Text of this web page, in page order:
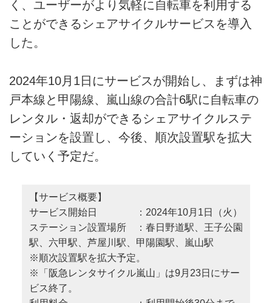
く、ユーザーがより気軽に自転車を利用する
ことができるシェアサイクルサービスを導入
した。
2024年10月1日にサービスが開始し、まずは神
戸本線と甲陽線、嵐山線の合計6駅に自転車の
レンタル・返却ができるシェアサイクルステ
ーションを設置し、今後、順次設置駅を拡大
していく予定だ。
【サービス概要】
サービス開始日 ：2024年10月1日（火）
ステーション設置場所 ：春日野道駅、王子公園
駅、六甲駅、芦屋川駅、甲陽園駅、嵐山駅
※順次設置駅を拡大予定。
※「阪急レンタサイクル嵐山」は9月23日にサー
ビス終了。